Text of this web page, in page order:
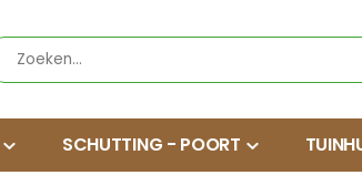
SCHUTTING - POORT